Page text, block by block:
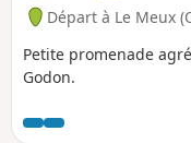
Départ à Le Meux
Petite promenade
Godon.